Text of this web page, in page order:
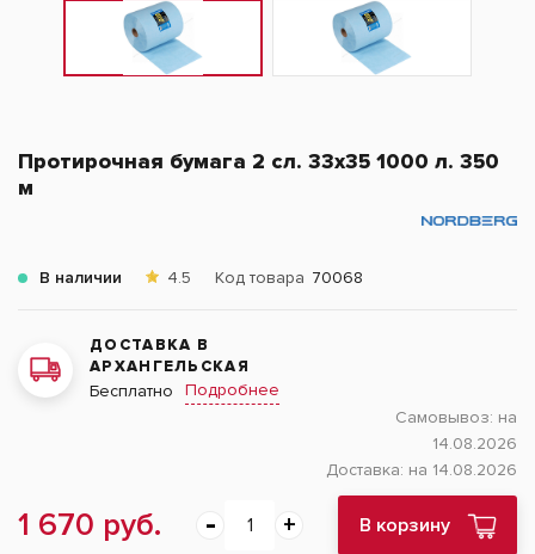
Протирочная бумага 2 сл. 33х35 1000 л. 350
м
В наличии 4.5 Код товара 70068
ДОСТАВКА В
АРХАНГЕЛЬСКАЯ
Бесплатно
Подробнее
Самовывоз: на
14.08.2026
Доставка: на 14.08.2026
1 670 руб. В корзину